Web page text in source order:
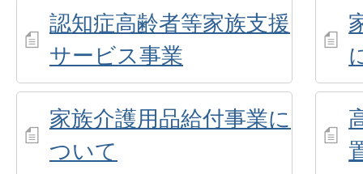
認知症高齢者等家族支援
サービス事業
家族介護用品給付事業に
ついて